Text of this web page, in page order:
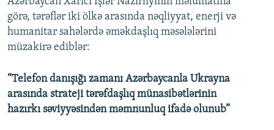
görə, tərəflər iki ölkə arasında nəqliyyat, enerji və
humanitar sahələrdə əməkdaşlıq məsələlərini
müzakirə ediblər:
“Telefon danışığı zamanı Azərbaycanla Ukrayna
arasında strateji tərəfdaşlıq münasibətlərinin
hazırkı səviyyəsindən məmnunluq ifadə olunub”